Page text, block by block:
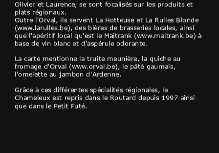
Olivier et Laurence, se sont focalisés sur les produits et
plats régionaux.
Outre l'Orval, ils servent La Hotteuse et La Rulles Blonde
(www.larulles.be), des bières de brasseries locales, ainsi
que l'apéritif local qu'est le Maitrank (www.maitrank.be) à
base de vin blanc et d'aspérule odorante.
La carte mentionne la truite meunière, la quiche au
fromage d'Orval (www.orval.be), le pâté gaumais,
l'omelette au jambon d'Ardenne.
Grâce à ces différentes spécialités régionales, le
Chameleux est repris dans le Routard depuis 1997 ainsi
que dans le Petit Futé.